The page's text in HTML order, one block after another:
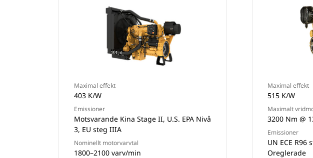
Maximal effekt
403 K/W
Emissioner
Motsvarande Kina Stage II, U.S. EPA Nivå
3, EU steg IIIA
Nominellt motorvarvtal
1800–2100 varv/min
Maximal effekt
515 K/W
Maximalt
3200 Nm @
Emissioner
UN ECE
Oreglerade